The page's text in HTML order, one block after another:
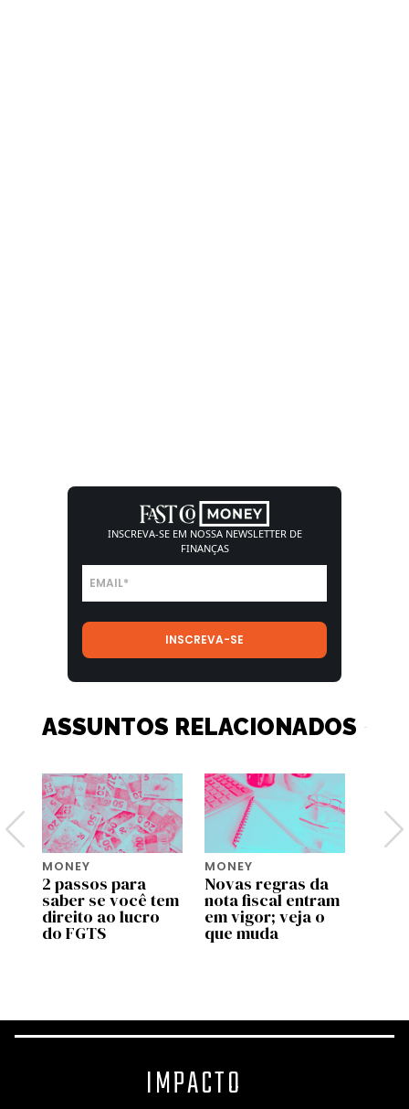
INSCREVA-SE EM NOSSA NEWSLETTER DE
FINANÇAS
ASSUNTOS RELACIONADOS
MONEY
2 passos para
saber se você tem
direito ao lucro
do FGTS
MONEY
Novas regras da
nota fiscal entram
em vigor; veja o
que muda
IMPACTO